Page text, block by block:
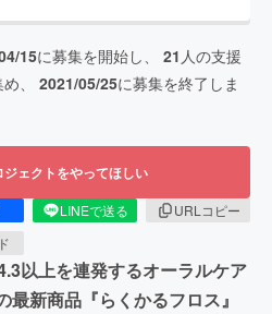
15に募集を開始し、 21 人の支援
、 2021/05/25に募集を終了しま
ジェクトをやってほしい
LINEで送る
URLコピー
以上を連発するオーラルケア
新商品『らくかるフロス』